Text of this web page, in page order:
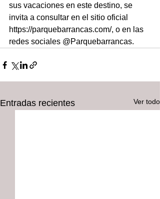
sus vacaciones en este destino, se
invita a consultar en el sitio oficial
https://parquebarrancas.com/, o en las
redes sociales @Parquebarrancas.
Entradas recientes Ver todo